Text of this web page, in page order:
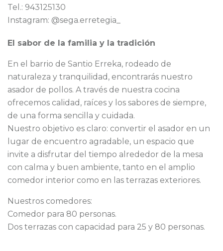
Tel.: 943125130
Instagram: @sega.erretegia_
El sabor de la familia y la tradición
En el barrio de Santio Erreka, rodeado de
naturaleza y tranquilidad, encontrarás nuestro
asador de pollos. A través de nuestra cocina
ofrecemos calidad, raíces y los sabores de siempre,
de una forma sencilla y cuidada.
Nuestro objetivo es claro: convertir el asador en un
lugar de encuentro agradable, un espacio que
invite a disfrutar del tiempo alrededor de la mesa
con calma y buen ambiente, tanto en el amplio
comedor interior como en las terrazas exteriores.
Nuestros comedores:
Comedor para 80 personas.
Dos terrazas con capacidad para 25 y 80 personas.